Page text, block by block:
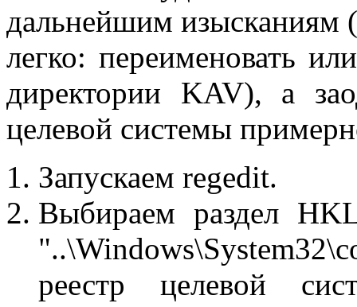
дальнейшим изысканиям
легко: переименовать
директории KAV), а
целевой системы
Запускаем regedit.
Выбираем раздел
реестр целевой